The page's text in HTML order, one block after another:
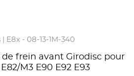
| E8x - 08-13-1M-340
de frein avant Girodisc pour
M3 E90 E92 E93